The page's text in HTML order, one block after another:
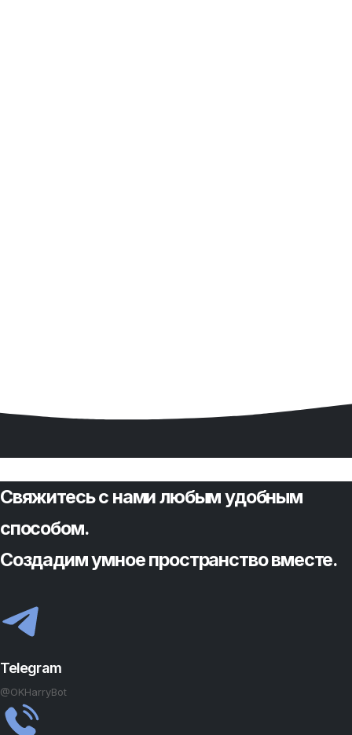
1 190₽
Свяжитесь с нами любым удобным
способом.
Создадим умное пространство вместе.
Telegram
@OKHarryBot